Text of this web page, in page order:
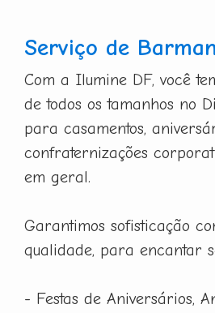
Serviço de
Com a Ilumine DF, você
de todos os tamanhos no
para casamentos,
confraternizações
em geral.
Garantimos sofisticação
qualidade, para encantar
- Festas de Aniversários,